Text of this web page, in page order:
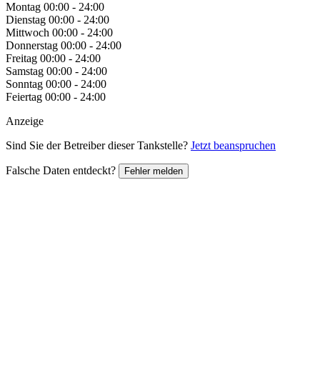
Montag 00:00 - 24:00
Dienstag 00:00 - 24:00
Mittwoch 00:00 - 24:00
Donnerstag 00:00 - 24:00
Freitag 00:00 - 24:00
Samstag 00:00 - 24:00
Sonntag 00:00 - 24:00
Feiertag 00:00 - 24:00
Anzeige
Sind Sie der Betreiber dieser Tankstelle? Jetzt beanspruchen
Falsche Daten entdeckt? Fehler melden